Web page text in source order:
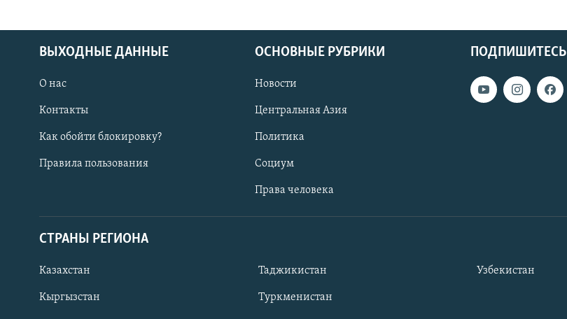
ПОДПИШИТЕСЬ
ВЫХОДНЫЕ ДАННЫЕ
О нас
Контакты
Как обойти блокировку?
Правила пользования
ОСНОВНЫЕ РУБРИКИ
Новости
Центральная Азия
Политика
Социум
Права человека
СТРАНЫ РЕГИОНА
Казахстан
Кыргызстан
Таджикистан
Туркменистан
Узбекистан